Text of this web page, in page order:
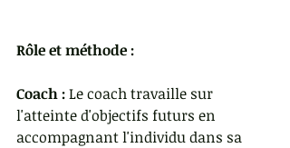
Rôle et méthode :
Coach : Le coach travaille sur
l'atteinte d'objectifs futurs en
accompagnant l'individu dans sa